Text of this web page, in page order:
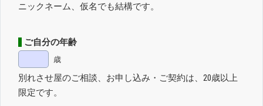
ニックネーム、仮名でも結構です。
ご自分の年齢
歳
別れさせ屋のご相談、お申し込み・ご契約は、20歳以上
限定です。